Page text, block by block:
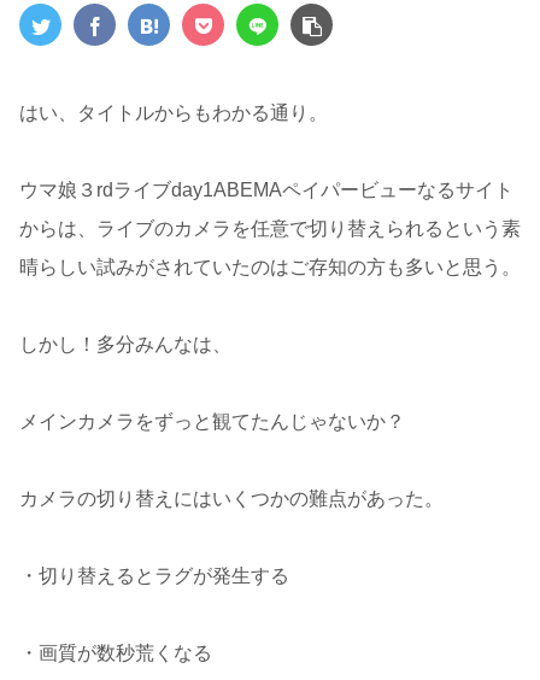
はい、タイトルからもわかる通り。
ウマ娘３rdライブday1ABEMAペイパービューなるサイト
からは、ライブのカメラを任意で切り替えられるという素
晴らしい試みがされていたのはご存知の方も多いと思う。
しかし！多分みんなは、
メインカメラをずっと観てたんじゃないか？
カメラの切り替えにはいくつかの難点があった。
・切り替えるとラグが発生する
・画質が数秒荒くなる